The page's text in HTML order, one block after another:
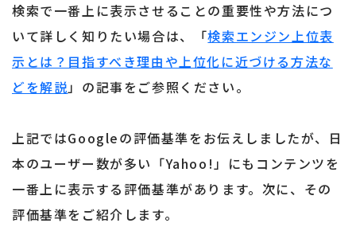
検索で一番上に表示させることの重要性や方法につ
いて詳しく知りたい場合は、「検索エンジン上位表
示とは？目指すべき理由や上位化に近づける方法な
どを解説」の記事をご参照ください。
上記ではGoogleの評価基準をお伝えしましたが、日
本のユーザー数が多い「Yahoo!」にもコンテンツを
一番上に表示する評価基準があります。次に、その
評価基準をご紹介します。